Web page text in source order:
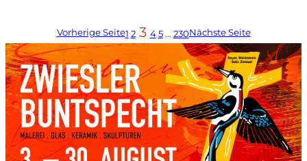
Vorherige Seite1 2 3 4 5 … 230Nächste Seite